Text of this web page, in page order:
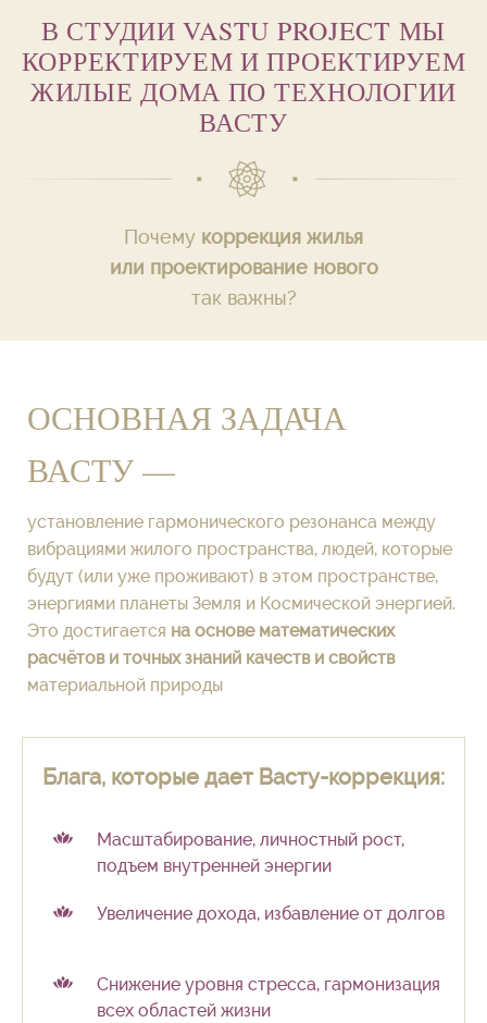
В СТУДИИ VASTU PROJECT МЫ
КОРРЕКТИРУЕМ И ПРОЕКТИРУЕМ
ЖИЛЫЕ ДОМА ПО ТЕХНОЛОГИИ
ВАСТУ
Почему коррекция жилья
или проектирование нового
так важны?
ОСНОВНАЯ ЗАДАЧА
ВАСТУ —
установление гармонического резонанса между
вибрациями жилого пространства, людей, которые
будут (или уже проживают) в этом пространстве,
энергиями планеты Земля и Космической энергией.
Это достигается на основе математических
расчётов и точных знаний качеств и свойств
материальной природы
Блага, которые дает Васту-коррекция:
Масштабирование, личностный рост,
подъем внутренней энергии
Увеличение дохода, избавление от долгов
Снижение уровня стресса, гармонизация
всех областей жизни